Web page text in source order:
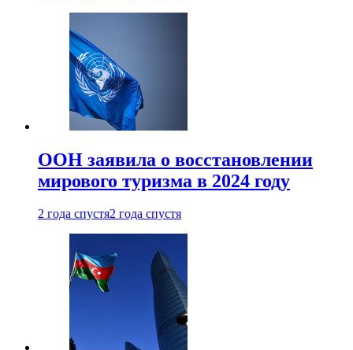
ООН заявила о восстановлении
мирового туризма в 2024 году
2 года спустя2 года спустя